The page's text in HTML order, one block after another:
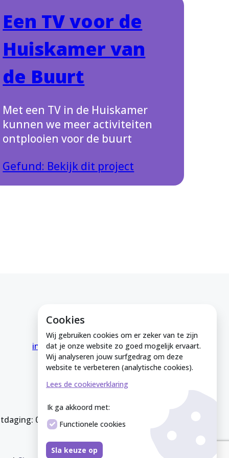
Cookies
Wij gebruiken cookies om er zeker van te zijn
dat je onze website zo goed mogelijk ervaart.
Wij analyseren jouw surfgedrag om deze
website te verbeteren (analytische cookies).
Lees de cookieverklaring
Ik ga akkoord met:
Functionele cookies
Sla keuze op
Een TV voor de
Huiskamer van
de Buurt
Met een TV in de Huiskamer
kunnen we meer activiteiten
ontplooien voor de buurt
Gefund: Bekijk dit project
E-mail ons
info@medeinzutphen.nl
08212926